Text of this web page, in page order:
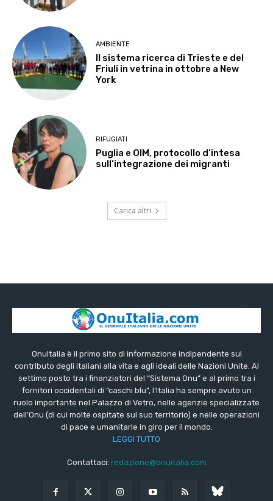
AMBIENTE
Il sistema ricerca di Trieste e del
Friuli in vetrina in ottobre a New
York
RIFUGIATI
Puglia e OIM, protocollo d’intesa
sull’integrazione dei migranti
Carica altri
OnuItalia è il primo sito di informazione indipendente sul
contributo degli italiani alla vita e agli ideali delle Nazioni Unite. Al
settimo posto tra i finanziatori del “Sistema Onu” e al primo tra i
fornitori occidentali di “caschi blu”, l’Italia ha sempre avuto un
ruolo importante nel Palazzo di Vetro, nelle agenzie specializzate
dell’Onu (di cui molte ospitate sul suo territorio) e nelle operazioni
di pace e umanitarie in giro per il mondo.
LEGGI TUTTO
Contattaci: redazione@onuitalia.com